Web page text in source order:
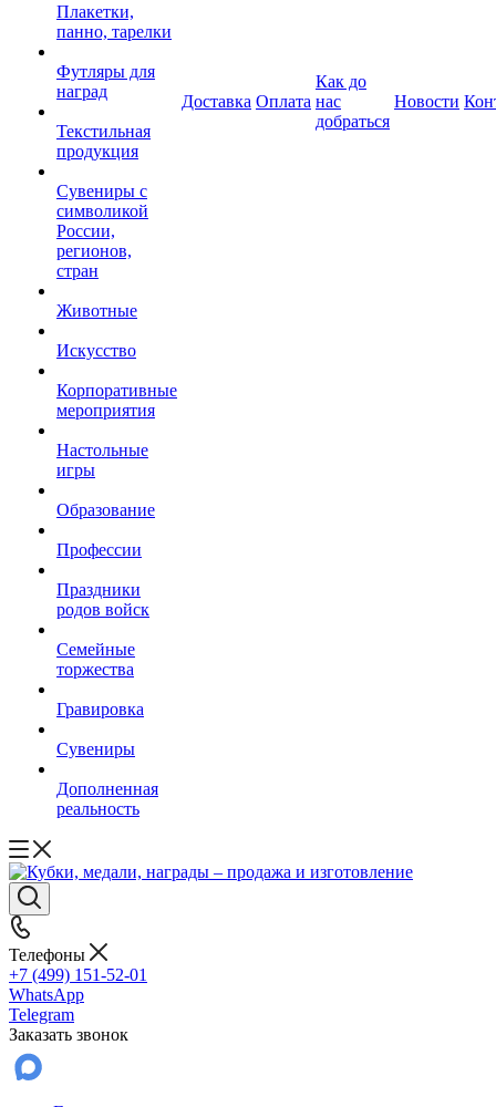
Плакетки,
панно, тарелки
Футляры для
наград
Текстильная
продукция
Сувениры с
символикой
России,
регионов,
стран
Животные
Искусство
Корпоративные
мероприятия
Настольные
игры
Образование
Профессии
Праздники
родов войск
Семейные
торжества
Гравировка
Сувениры
Дополненная
реальность
Доставка Оплата
Как до
нас
добраться
Новости
Телефоны
+7 (499) 151-52-01
WhatsApp
Telegram
Заказать звонок